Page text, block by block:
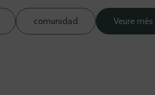
comunidad Veure més